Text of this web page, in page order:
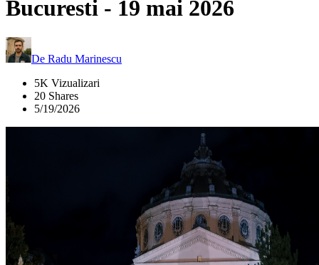
Bucuresti - 19 mai 2026
De Radu Marinescu
5K Vizualizari
20 Shares
5/19/2026